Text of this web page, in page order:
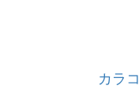
カラ